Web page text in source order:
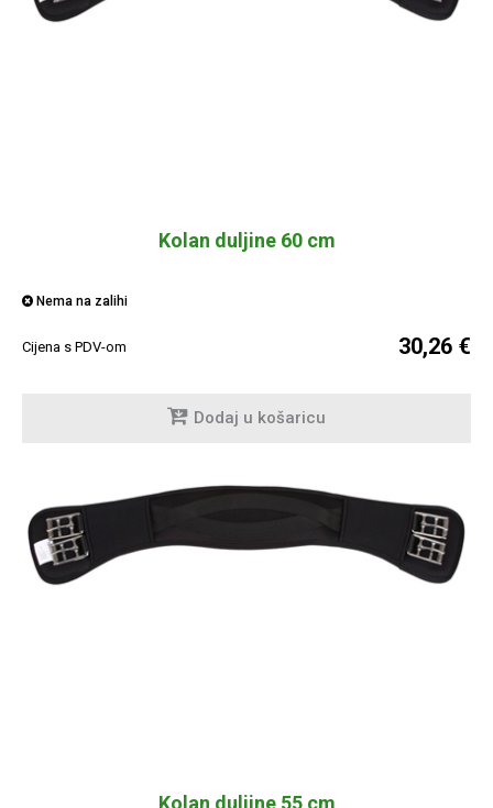
Kolan duljine 60 cm
Nema na zalihi
Cijena s PDV-om 30,26 €
Dodaj u košaricu
Kolan duljine 55 cm